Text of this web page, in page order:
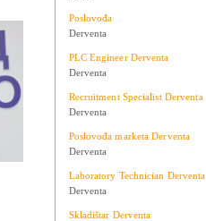
stižu u ponedjeljak
Poslovođa
Derventa
PLC Engineer Derventa
Derventa
Recruitment Specialist Derventa
Derventa
Poslovođa marketa Derventa
Derventa
Laboratory Technician Derventa
Derventa
Skladištar Derventa